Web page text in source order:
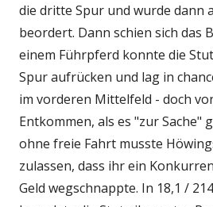
die dritte Spur und wurde dann
beordert. Dann schien sich das
einem Führpferd konnte die
Spur aufrücken und lag in
im vorderen Mittelfeld - doch
Entkommen, als es "zur Sache"
ohne freie Fahrt musste
zulassen, dass ihr ein
Geld wegschnappte. In 18,1 /